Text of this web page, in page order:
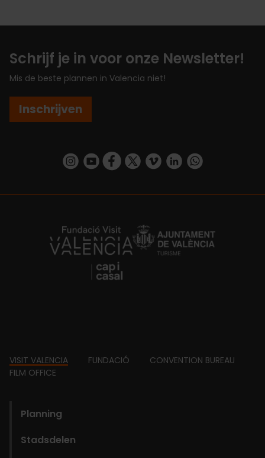
Schrijf je in voor onze Newsletter!
Mis de beste plannen in Valencia niet!
Inschrijven
https://www.instagram.com/visit_valencia/
https://www.youtube.com/user/
https://www.facebook.com/
https://twitter.com/
https://vimeo.com/
https://www.linkedin.com/company/turismo-valencia/https://api.whatsapp.com/send/
https://fundacion.visitvalencia.com/
Footer
VISIT VALENCIA FUNDACIÓ
CONVENTION BUREAU
FILM OFFICE
Planning
Stadsdelen